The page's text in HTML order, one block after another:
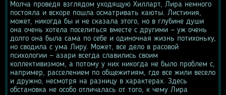
Молча проведя взглядом уходящую Хилларт, Лира немного
постояла и вскоре пошла осматривать каюты. Листиния,
может, никогда бы и не сказала этого, но в глубине души
она очень хотела поселиться вместе с другими — уж очень
долго она была сама по себе и одиночная жизнь потихоньку,
но сводила с ума Лиру. Может, все дело в расовой
психологии — азари всегда славились своим
коллективизмом, а потому у них никогда не было проблем с,
например, расселением по общежитиям, где все жили весело
и дружно, несмотря на разницу в характерах. Здесь
обстановка не особо отличалась от того, к чему Лира